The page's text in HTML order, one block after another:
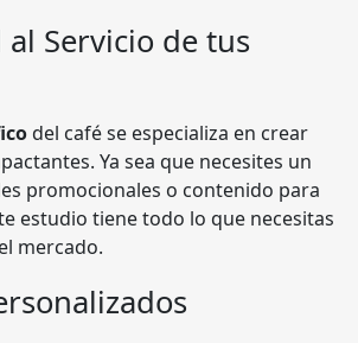
Servicio de tus
del café se especializa en crear
Ya sea que necesites un
promocionales o contenido para
estudio tiene todo lo que necesitas
mercado.